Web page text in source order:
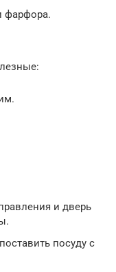
фарфора.
и дверь
посуду с